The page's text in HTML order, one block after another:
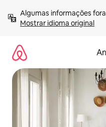
para
Mostrar idioma original